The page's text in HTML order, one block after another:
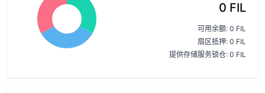
0 FIL
可用余额: 0 FIL
扇区抵押: 0 FIL
提供存储服务锁仓: 0 FIL